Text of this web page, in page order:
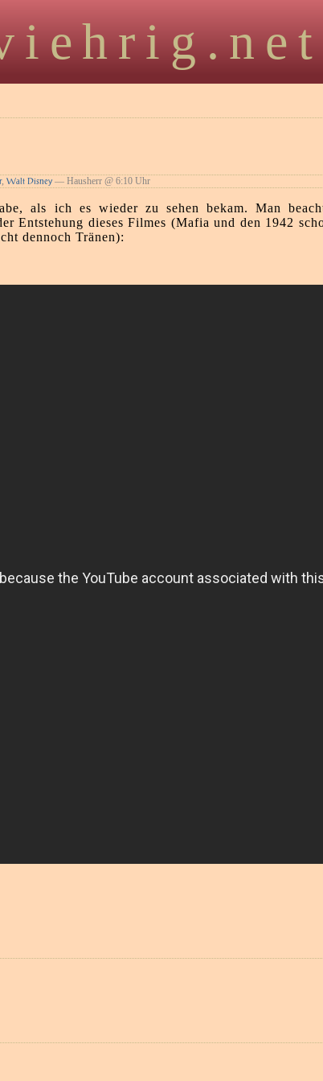
, Walt Disney — Hausherr @ 6:10 Uhr
als ich es wieder zu sehen bekam. Man
Entstehung dieses Filmes (Mafia und den 1942
dennoch Tränen):